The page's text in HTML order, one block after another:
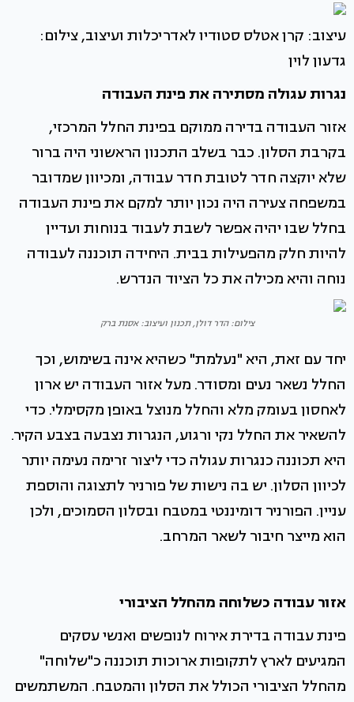
עיצוב: קרן אטלס סטודיו לאדריכלות ועיצוב, צילום:
גדעון לוין
נגרות עגולה מסתירה את פינת העבודה
אזור העבודה בדירה ממוקם בפינת החלל המרכזי,
בקרבת הסלון. כבר בשלב התכנון הראשוני היה ברור
שלא יוקצה חדר לטובת חדר עבודה, ומכיוון שמדובר
במשפחה צעירה היה נכון יותר למקם את פינת העבודה
בחלל שבו יהיה אפשר לשבת לעבוד בנוחות ועדיין
להיות חלק מהפעילות בבית. היחידה תוכננה לעבודה
נוחה והיא מכילה את כל הציוד הנדרש.
צילום: הדר דולן, תכנון ועיצוב: אסנת ברק
יחד עם זאת, היא "נעלמת" כשהיא אינה בשימוש, וכך
החלל נשאר נעים ומסודר. מעל אזור העבודה יש ארון
לאחסון בעומק מלא והחלל מנוצל באופן מקסימלי. כדי
להשאיר את החלל נקי ורגוע, הנגרות נצבעה בצבע הקיר.
היא תכוננה כנגרות עגולה כדי ליצור זרימה נעימה יותר
לכיוון הסלון. יש בה נישות של פורניר לתצוגה והוספת
עניין. הפורניר דומיננטי במטבח ובסלון הסמוכים, ולכן
הוא מייצר חיבור לשאר המרחב.
אזור עבודה כשלוחה מהחלל הציבורי
פינת עבודה בדירת אירוח לנופשים ואנשי עסקים
המגיעים לארץ לתקופות ארוכות תוכננה כ"שלוחה"
מהחלל הציבורי הכולל את הסלון והמטבח. המשתמשים